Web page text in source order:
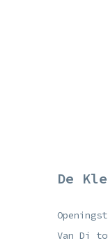
De
Van Di